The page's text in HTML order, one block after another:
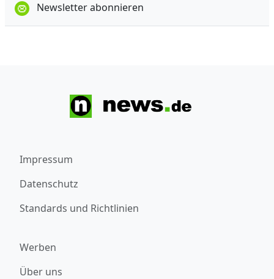
Newsletter abonnieren
Impressum
Datenschutz
Standards und Richtlinien
Werben
Über uns